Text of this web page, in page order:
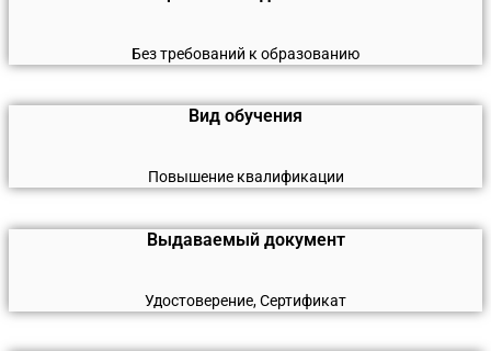
Без требований к образованию
Вид обучения
Повышение квалификации
Выдаваемый документ
Удостоверение, Сертификат